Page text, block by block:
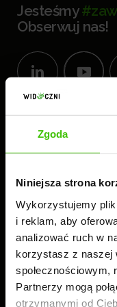
Zgoda
Niniejsza strona
Wykorzystujemy
i reklam, aby
analizować ruch w
korzystasz z naszej
społecznościowym,
Partnerzy mogą
otrzymanymi od
Jesteśmy
Obserwuj nas!
WIDOCZNI
ul. Złotowska 41
tel.:61 224 83 26
Czynne: 8.00-